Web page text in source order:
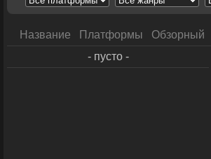
Название Платформы Обзорный
- пусто -